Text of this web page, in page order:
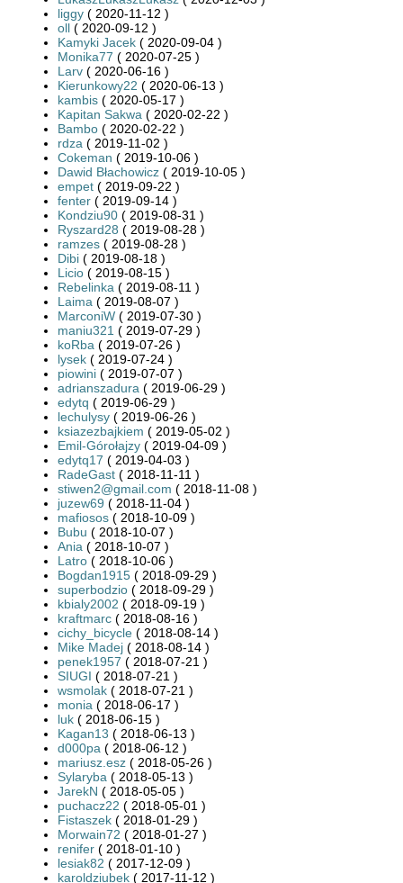
liggy ( 2020-11-12 )
oll ( 2020-09-12 )
Kamyki Jacek ( 2020-09-04 )
Monika77 ( 2020-07-25 )
Larv ( 2020-06-16 )
Kierunkowy22 ( 2020-06-13 )
kambis ( 2020-05-17 )
Kapitan Sakwa ( 2020-02-22 )
Bambo ( 2020-02-22 )
rdza ( 2019-11-02 )
Cokeman ( 2019-10-06 )
Dawid Błachowicz ( 2019-10-05 )
empet ( 2019-09-22 )
fenter ( 2019-09-14 )
Kondziu90 ( 2019-08-31 )
Ryszard28 ( 2019-08-28 )
ramzes ( 2019-08-28 )
Dibi ( 2019-08-18 )
Licio ( 2019-08-15 )
Rebelinka ( 2019-08-11 )
Laima ( 2019-08-07 )
MarconiW ( 2019-07-30 )
maniu321 ( 2019-07-29 )
koRba ( 2019-07-26 )
lysek ( 2019-07-24 )
piowini ( 2019-07-07 )
adrianszadura ( 2019-06-29 )
edytq ( 2019-06-29 )
lechulysy ( 2019-06-26 )
ksiazezbajkiem ( 2019-05-02 )
Emil-Górołajzy ( 2019-04-09 )
edytq17 ( 2019-04-03 )
RadeGast ( 2018-11-11 )
stiwen2@gmail.com ( 2018-11-08 )
juzew69 ( 2018-11-04 )
mafiosos ( 2018-10-09 )
Bubu ( 2018-10-07 )
Ania ( 2018-10-07 )
Latro ( 2018-10-06 )
Bogdan1915 ( 2018-09-29 )
superbodzio ( 2018-09-29 )
kbialy2002 ( 2018-09-19 )
kraftmarc ( 2018-08-16 )
cichy_bicycle ( 2018-08-14 )
Mike Madej ( 2018-08-14 )
penek1957 ( 2018-07-21 )
SIUGI ( 2018-07-21 )
wsmolak ( 2018-07-21 )
monia ( 2018-06-17 )
luk ( 2018-06-15 )
Kagan13 ( 2018-06-13 )
d000pa ( 2018-06-12 )
mariusz.esz ( 2018-05-26 )
Sylaryba ( 2018-05-13 )
JarekN ( 2018-05-05 )
puchacz22 ( 2018-05-01 )
Fistaszek ( 2018-01-29 )
Morwain72 ( 2018-01-27 )
renifer ( 2018-01-10 )
lesiak82 ( 2017-12-09 )
karoldziubek ( 2017-11-12 )